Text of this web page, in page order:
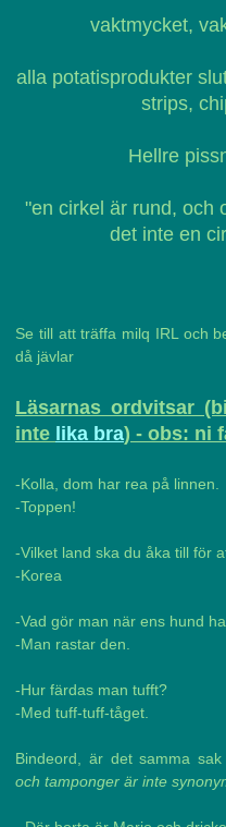
vaktmycket,
alla potatisprodukter
strips,
Hellre
"en cirkel är rund, och
det inte en
Se till att träffa milq IRL och
då jävlar
Läsarnas ordvitsar
inte lika bra) - obs: ni
-Kolla, dom har rea på linnen.
-Toppen!
-Vilket land ska du åka till för
-Korea
-Vad gör man när ens hund
-Man rastar den.
-Hur färdas man tufft?
-Med tuff-tuff-tåget.
Bindeord, är det samma
och tamponger är inte